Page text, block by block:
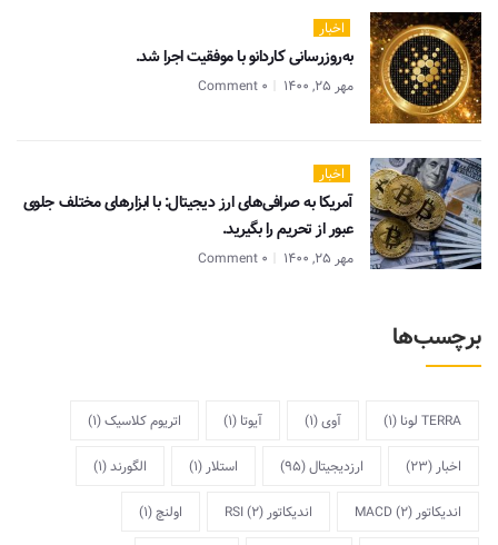
اخبار
به‌روزرسانی کاردانو با موفقیت اجرا شد.
مهر 25, 1400 0 Comment
اخبار
آمریکا به صرافی‌های ارز دیجیتال: با ابزارهای مختلف جلوی
عبور از تحریم را بگیرید.
مهر 25, 1400 0 Comment
برچسب‌ها
TERRA لونا (1) آوی(1) آیوتا (1) اتریوم کلاسیک(1)
اخبار (23) ارزدیجیتال(95) استلار (1) الگورند(1)
اندیکاتور MACD (2) اندیکاتور RSI (2) اولنچ(1)